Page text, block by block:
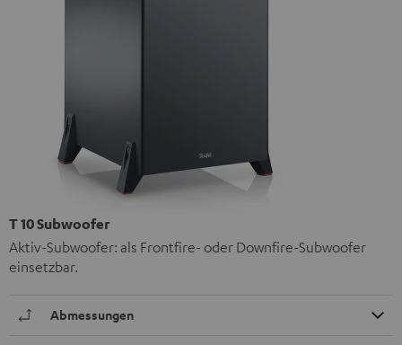
T 10 Subwoofer
Aktiv-Subwoofer: als Frontfire- oder Downfire-Subwoofer
einsetzbar.
Abmessungen